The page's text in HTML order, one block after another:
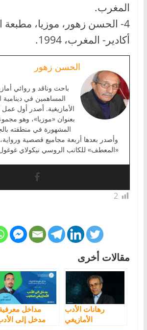
المغرب.
4- الحسن زهور، موزيا، مطبعة
أكادير- المغرب، 1994.
الحسن زهور
باحث وناقد و روائي
المساهمين في دينامية
بعنوان «موزيا»، وهو
المشهورة في منطقته
وأصدر بعدها أربعة مجاميع قصصية
«المعطف» للكاتب الروسي نيكولاي غوغول
2
مقالات أخرى
رهانات الأدب
الأمازيغي
مداخل
مدخل إلى